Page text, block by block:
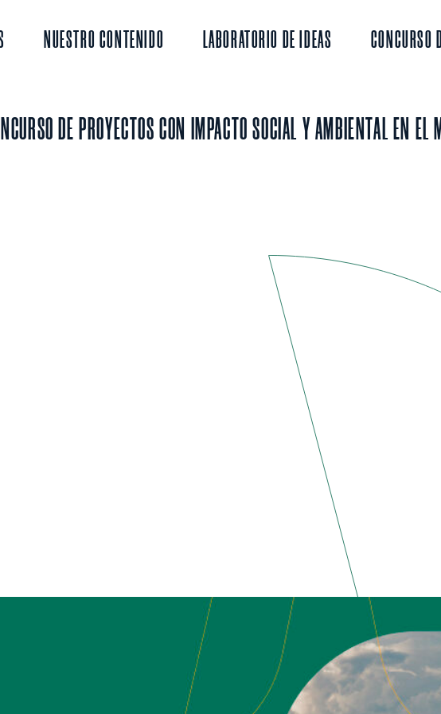
NUESTRO CONTENIDO LABORATORIO DE IDEAS CONCURSO
DE PROYECTOS CON IMPACTO SOCIAL Y AMBIENTAL EN EL
LA IV EDICIÓN DEL CONCURSO DE